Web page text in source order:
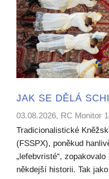
JAK SE DĚLÁ
03.08.2026, RC Monitor
Tradicionalistické
(FSSPX), poněkud
„lefebvristé“,
někdejší historii. Tak